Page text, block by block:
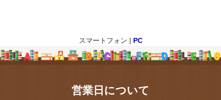
スマートフォン | PC
営業日について